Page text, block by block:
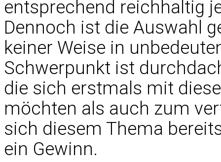
entsprechend reichhaltig
Dennoch ist die Auswahl
keiner Weise in
Schwerpunkt ist
die sich erstmals mit
möchten als auch zum
sich diesem Thema
ein Gewinn.